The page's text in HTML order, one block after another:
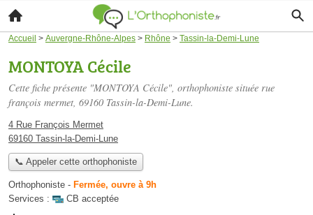
Accueil > Auvergne-Rhône-Alpes > Rhône > Tassin-la-Demi-Lune
MONTOYA Cécile
Cette fiche présente "MONTOYA Cécile", orthophoniste située rue
françois mermet, 69160 Tassin-la-Demi-Lune.
4 Rue François Mermet
69160 Tassin-la-Demi-Lune
📞 Appeler cette orthophoniste
Orthophoniste - Fermée, ouvre à 9h
Services :
CB acceptée